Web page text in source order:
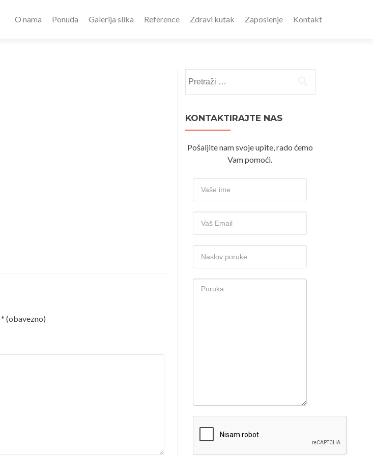
O nama Ponuda Galerija slika Reference Zdravi kutak Zaposlenje Kontakt
* (obavezno)
KONTAKTIRAJTE NAS
Pošaljite nam svoje upite, rado ćemo
Vam pomoći.